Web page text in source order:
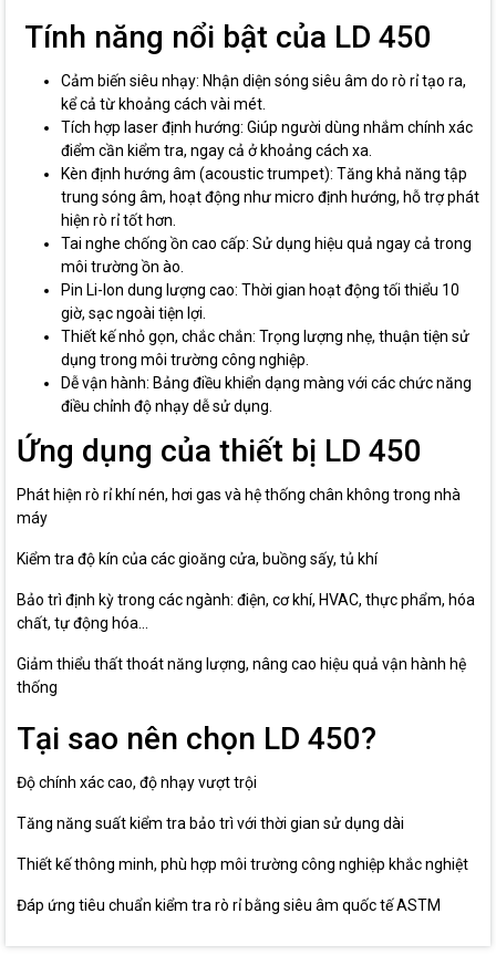
Tính năng nổi bật của LD 450
Cảm biến siêu nhạy: Nhận diện sóng siêu âm do rò rỉ tạo ra,
kể cả từ khoảng cách vài mét.
Tích hợp laser định hướng: Giúp người dùng nhắm chính xác
điểm cần kiểm tra, ngay cả ở khoảng cách xa.
Kèn định hướng âm (acoustic trumpet): Tăng khả năng tập
trung sóng âm, hoạt động như micro định hướng, hỗ trợ phát
hiện rò rỉ tốt hơn.
Tai nghe chống ồn cao cấp: Sử dụng hiệu quả ngay cả trong
môi trường ồn ào.
Pin Li-Ion dung lượng cao: Thời gian hoạt động tối thiểu 10
giờ, sạc ngoài tiện lợi.
Thiết kế nhỏ gọn, chắc chắn: Trọng lượng nhẹ, thuận tiện sử
dụng trong môi trường công nghiệp.
Dễ vận hành: Bảng điều khiển dạng màng với các chức năng
điều chỉnh độ nhạy dễ sử dụng.
Ứng dụng của thiết bị LD 450
Phát hiện rò rỉ khí nén, hơi gas và hệ thống chân không trong nhà
máy
Kiểm tra độ kín của các gioăng cửa, buồng sấy, tủ khí
Bảo trì định kỳ trong các ngành: điện, cơ khí, HVAC, thực phẩm, hóa
chất, tự động hóa...
Giảm thiểu thất thoát năng lượng, nâng cao hiệu quả vận hành hệ
thống
Tại sao nên chọn LD 450?
Độ chính xác cao, độ nhạy vượt trội
Tăng năng suất kiểm tra bảo trì với thời gian sử dụng dài
Thiết kế thông minh, phù hợp môi trường công nghiệp khắc nghiệt
Đáp ứng tiêu chuẩn kiểm tra rò rỉ bằng siêu âm quốc tế ASTM